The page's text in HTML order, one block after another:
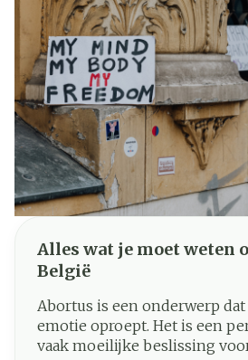
Alles wat je moet weten
België
Abortus is een onderwerp
emotie oproept. Het is een
vaak moeilijke beslissing